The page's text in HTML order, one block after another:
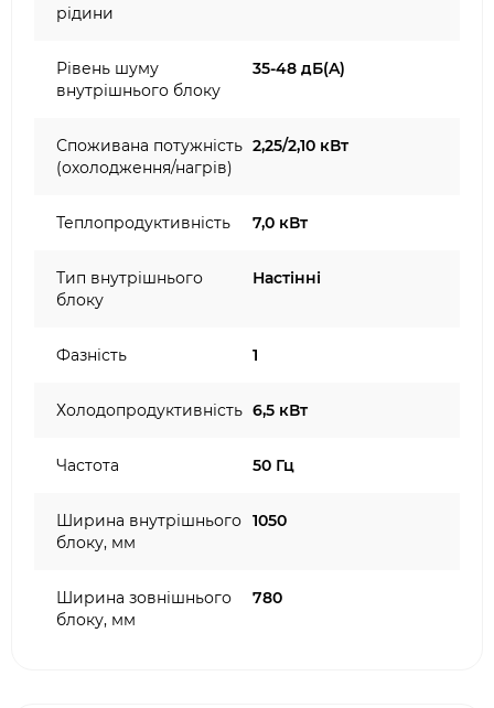
рідини
Рівень шуму
внутрішнього блоку
35-48 дБ(A)
Споживана потужність
(охолодження/нагрів)
2,25/2,10 кВт
Теплопродуктивність 7,0 кВт
Тип внутрішнього
блоку
Настінні
Фазність 1
Холодопродуктивність 6,5 кВт
Частота 50 Гц
Ширина внутрішнього
блоку, мм
1050
Ширина зовнішнього
блоку, мм
780